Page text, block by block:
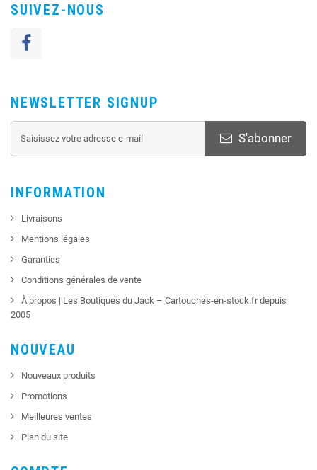
SUIVEZ-NOUS
NEWSLETTER SIGNUP
S'abonner
INFORMATION
Livraisons
Mentions légales
Garanties
Conditions générales de vente
À propos | Les Boutiques du Jack – Cartouches-en-stock.fr depuis
2005
NOUVEAU
Nouveaux produits
Promotions
Meilleures ventes
Plan du site